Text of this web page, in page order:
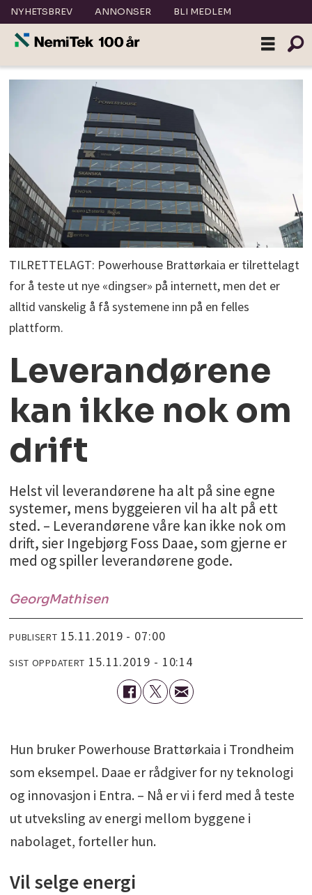
NYHETSBREV ANNONSER BLI MEDLEM
TILRETTELAGT: Powerhouse Brattørkaia er tilrettelagt
for å teste ut nye «dingser» på internett, men det er
alltid vanskelig å få systemene inn på en felles
plattform.
Leverandørene
kan ikke nok om
drift
Helst vil leverandørene ha alt på sine egne
systemer, mens byggeieren vil ha alt på ett
sted. – Leverandørene våre kan ikke nok om
drift, sier Ingebjørg Foss Daae, som gjerne er
med og spiller leverandørene gode.
GeorgMathisen
PUBLISERT 15.11.2019 - 07:00
SIST OPPDATERT 15.11.2019 - 10:14
Hun bruker Powerhouse Brattørkaia i Trondheim
som eksempel. Daae er rådgiver for ny teknologi
og innovasjon i Entra. – Nå er vi i ferd med å teste
ut utveksling av energi mellom byggene i
nabolaget, forteller hun.
Vil selge energi